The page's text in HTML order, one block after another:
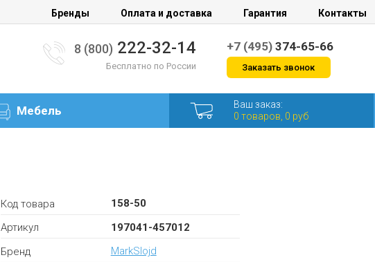
Бренды Оплата и доставка Гарантия Контакты
8 (800) 222-32-14
Бесплатно по России
+7 (495)374-65-66
Заказать звонок
Мебель
Ваш заказ:
0 товаров, 0 руб
Код товара
158-50
Артикул
197041-457012
Бренд
MarkSlojd